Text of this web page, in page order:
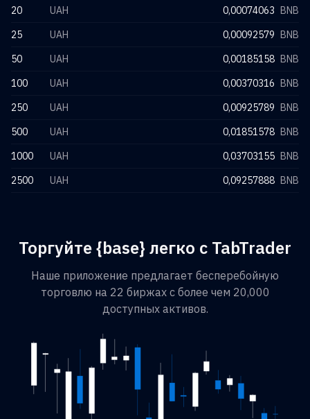
20
UAH 0,00074063 BNB
25
UAH 0,00092579 BNB
50
UAH 0,00185158 BNB
100
UAH 0,00370316 BNB
250
UAH 0,00925789 BNB
500
UAH 0,01851578 BNB
1000
UAH 0,03703155 BNB
2500
UAH 0,09257888 BNB
Торгуйте {base} легко с TabTrader
Наше приложение предлагает бесперебойную
торговлю на 22 биржах с более чем 20,000
доступных активов.